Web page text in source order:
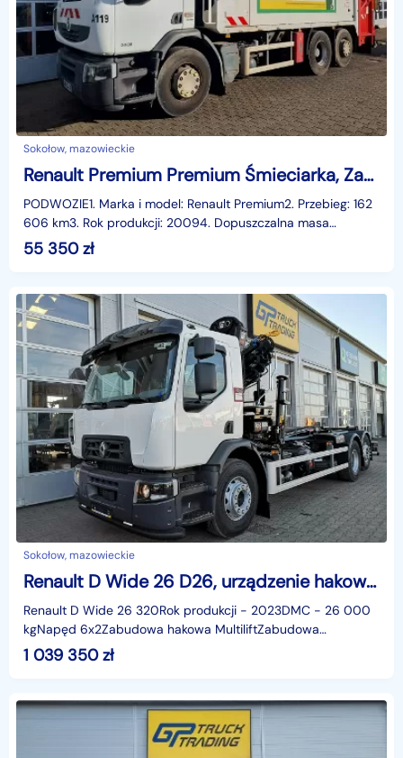
Sokołow, mazowieckie
Renault Premium Premium Śmieciarka, Zabudowa Semat
PODWOZIE1. Marka i model: Renault Premium2. Przebieg: 162
606 km3. Rok produkcji: 20094. Dopuszczalna masa
całkowita pojazdu: 26 000 kg5. Podwozie 3 osiowe, tyl
55 350zł
Sokołow, mazowieckie
Renault D Wide 26 D26, urządzenie hakowe Hiab Multilift + HDS Hiab
Renault D Wide 26 320Rok produkcji - 2023DMC - 26 000
kgNapęd 6x2Zabudowa hakowa MultiliftZabudowa
dźwigowa Hiab HIDuo 158Szybki termin realizacjiCena netto:
84
1 039 350zł